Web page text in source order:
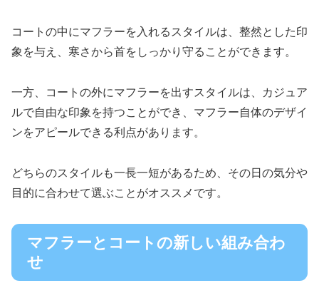
コートの中にマフラーを入れるスタイルは、整然とした印
象を与え、寒さから首をしっかり守ることができます。
一方、コートの外にマフラーを出すスタイルは、カジュア
ルで自由な印象を持つことができ、マフラー自体のデザイ
ンをアピールできる利点があります。
どちらのスタイルも一長一短があるため、その日の気分や
目的に合わせて選ぶことがオススメです。
マフラーとコートの新しい組み合わ
せ